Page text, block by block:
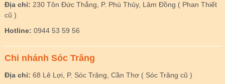
Địa chỉ: 230 Tôn Đức Thắng, P. Phú Thủy, Lâm Đồng ( Phan Thiết
cũ )
Hotline: 0944 53 59 56
Chi nhánh Sóc Trăng
Địa chỉ: 68 Lê Lợi, P. Sóc Trăng, Cần Thơ ( Sóc Trăng cũ )